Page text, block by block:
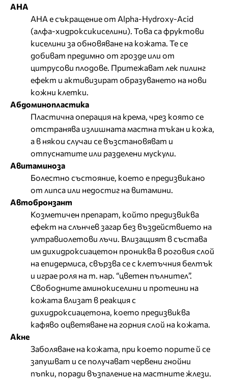
АНА
АНА е съкращение от Alpha-Hydroxy-Acid
(алфа-хидроксикиселини). Това са фруктови
киселини за обновяване на кожата. Те се
добиват предимно от грозде или от
цитрусови плодове. Притежават лек пилинг
ефект и активизират образуването на нови
кожни клетки.
Абдоминопластика
Пластична операция на крема, чрез която се
отстранява излишната мастна тъкан и кожа,
а в някои случаи се възстановяват и
отпуснатите или разделени мускули.
Авитаминоза
Болестно състояние, което е предизвикано
от липса или недостиг на витамини.
Автобронзант
Козметичен препарат, който предизвиква
ефект на слънчев загар без въздействието на
ултравиолетови лъчи. Влизащият в състава
им дихидроксиацетон прониква в роговия слой
на епидермиса, свързва се с клетъчния белтък
и играе роля на т. нар. “цветен пълнител”.
Свободните аминокиселини и протеини на
кожата влизат в реакция с
дихидроксиацетона, което предизвиква
кафяво оцветяване на горния слой на кожата.
Акне
Заболяване на кожата, при което порите й се
запушват и се получават червени гнойни
пъпки, поради възпаление на мастните жлези.